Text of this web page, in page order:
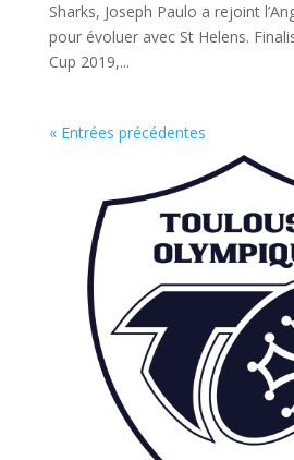
Sharks, Joseph Paulo a rejoint
pour évoluer avec St Helens.
Cup 2019,...
« Entrées précédentes